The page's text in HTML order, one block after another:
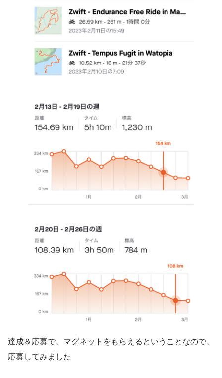
達成＆応募で、マグネットをもらえるということなので、
応募してみました